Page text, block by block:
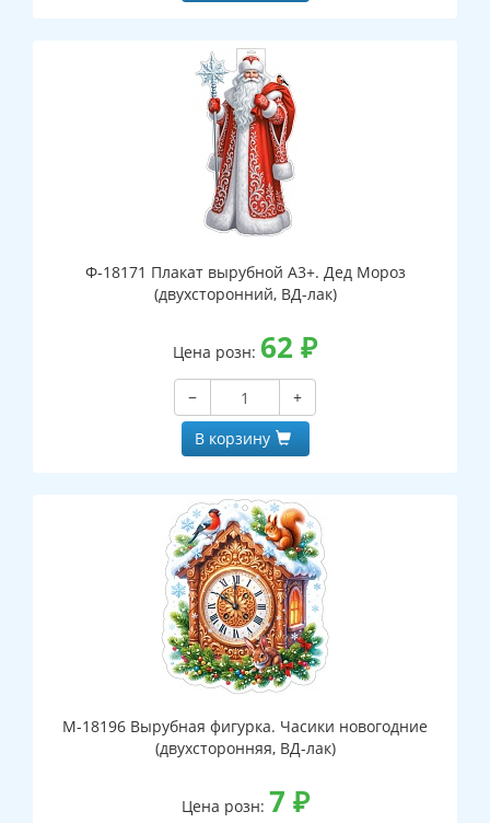
Ф-18171 Плакат вырубной А3+. Дед Мороз
(двухсторонний, ВД-лак)
Цена розн: 62 ₽
−
+
В корзину
М-18196 Вырубная фигурка. Часики новогодние
(двухсторонняя, ВД-лак)
Цена розн: 7 ₽